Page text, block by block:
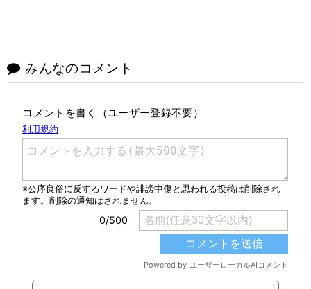
みんなのコメント
コメントを書く（ユーザー登録不要）